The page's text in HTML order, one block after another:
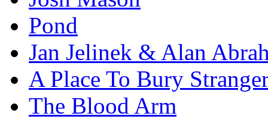
Pond
Jan Jelinek & Alan
A Place To Bury
The Blood Arm